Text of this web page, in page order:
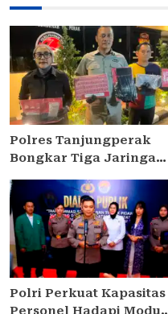
Polres Tanjungperak
Bongkar Tiga Jaringan
Tersangka Pengedar
Diamankan
Polri Perkuat Kapasitas
Personel Hadapi Modus